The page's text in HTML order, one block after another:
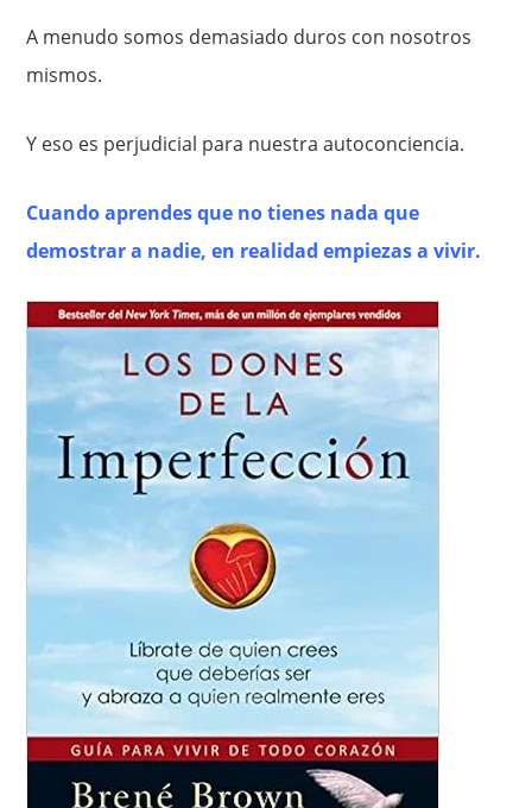
A menudo somos demasiado duros con nosotros
mismos.
Y eso es perjudicial para nuestra autoconciencia.
Cuando aprendes que no tienes nada que
demostrar a nadie, en realidad empiezas a vivir.